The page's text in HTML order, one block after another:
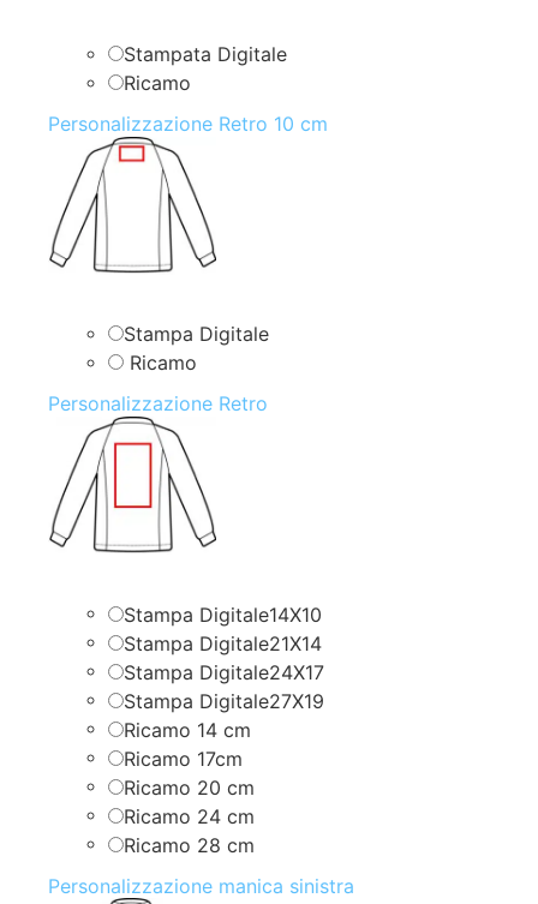
Stampata Digitale
Ricamo
Personalizzazione Retro 10 cm
Stampa Digitale
Ricamo
Personalizzazione Retro
Stampa Digitale14X10
Stampa Digitale21X14
Stampa Digitale24X17
Stampa Digitale27X19
Ricamo 14 cm
Ricamo 17cm
Ricamo 20 cm
Ricamo 24 cm
Ricamo 28 cm
Personalizzazione manica sinistra